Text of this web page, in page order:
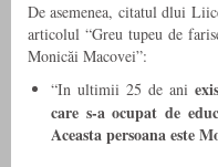
De asemenea, citatul dlui
articolul “Greu tupeu de
Monicăi Macovei”:
“In ultimii 25 de ani
care s-a ocupat de
Aceasta persoana este